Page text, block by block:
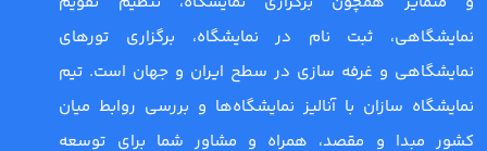
نمایشگاهی، ثبت نام در نمایشگاه، برگزاری تورهای
نمایشگاهی و غرفه سازی در سطح ایران و جهان است. تیم
نمایشگاه سازان با آنالیز نمایشگاه‌ها و بررسی روابط میان
کشور مبدا و مقصد، همراه و مشاور شما برای توسعه